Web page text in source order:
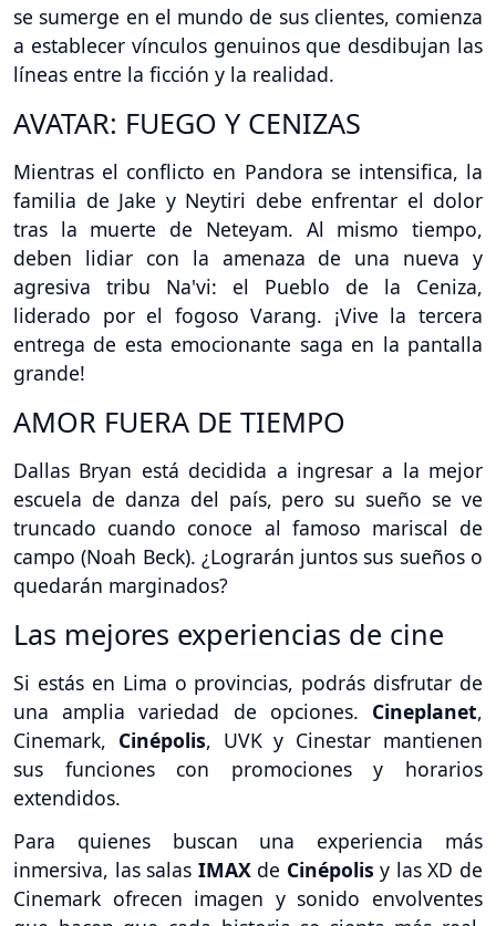
se sumerge en el mundo de sus clientes, comienza
a establecer vínculos genuinos que desdibujan las
líneas entre la ficción y la realidad.
AVATAR: FUEGO Y CENIZAS
Mientras el conflicto en Pandora se intensifica, la
familia de Jake y Neytiri debe enfrentar el dolor
tras la muerte de Neteyam. Al mismo tiempo,
deben lidiar con la amenaza de una nueva y
agresiva tribu Na'vi: el Pueblo de la Ceniza,
liderado por el fogoso Varang. ¡Vive la tercera
entrega de esta emocionante saga en la pantalla
grande!
AMOR FUERA DE TIEMPO
Dallas Bryan está decidida a ingresar a la mejor
escuela de danza del país, pero su sueño se ve
truncado cuando conoce al famoso mariscal de
campo (Noah Beck). ¿Lograrán juntos sus sueños o
quedarán marginados?
Las mejores experiencias de cine
Si estás en Lima o provincias, podrás disfrutar de
una amplia variedad de opciones. Cineplanet,
Cinemark, Cinépolis, UVK y Cinestar mantienen
sus funciones con promociones y horarios
extendidos.
Para quienes buscan una experiencia más
inmersiva, las salas IMAX de Cinépolisy las XD de
Cinemark ofrecen imagen y sonido envolventes